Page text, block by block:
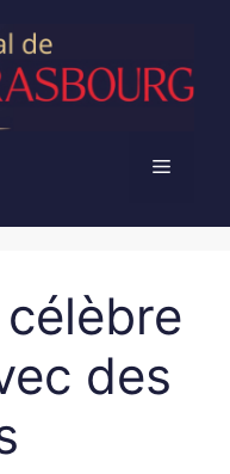
Menu
des